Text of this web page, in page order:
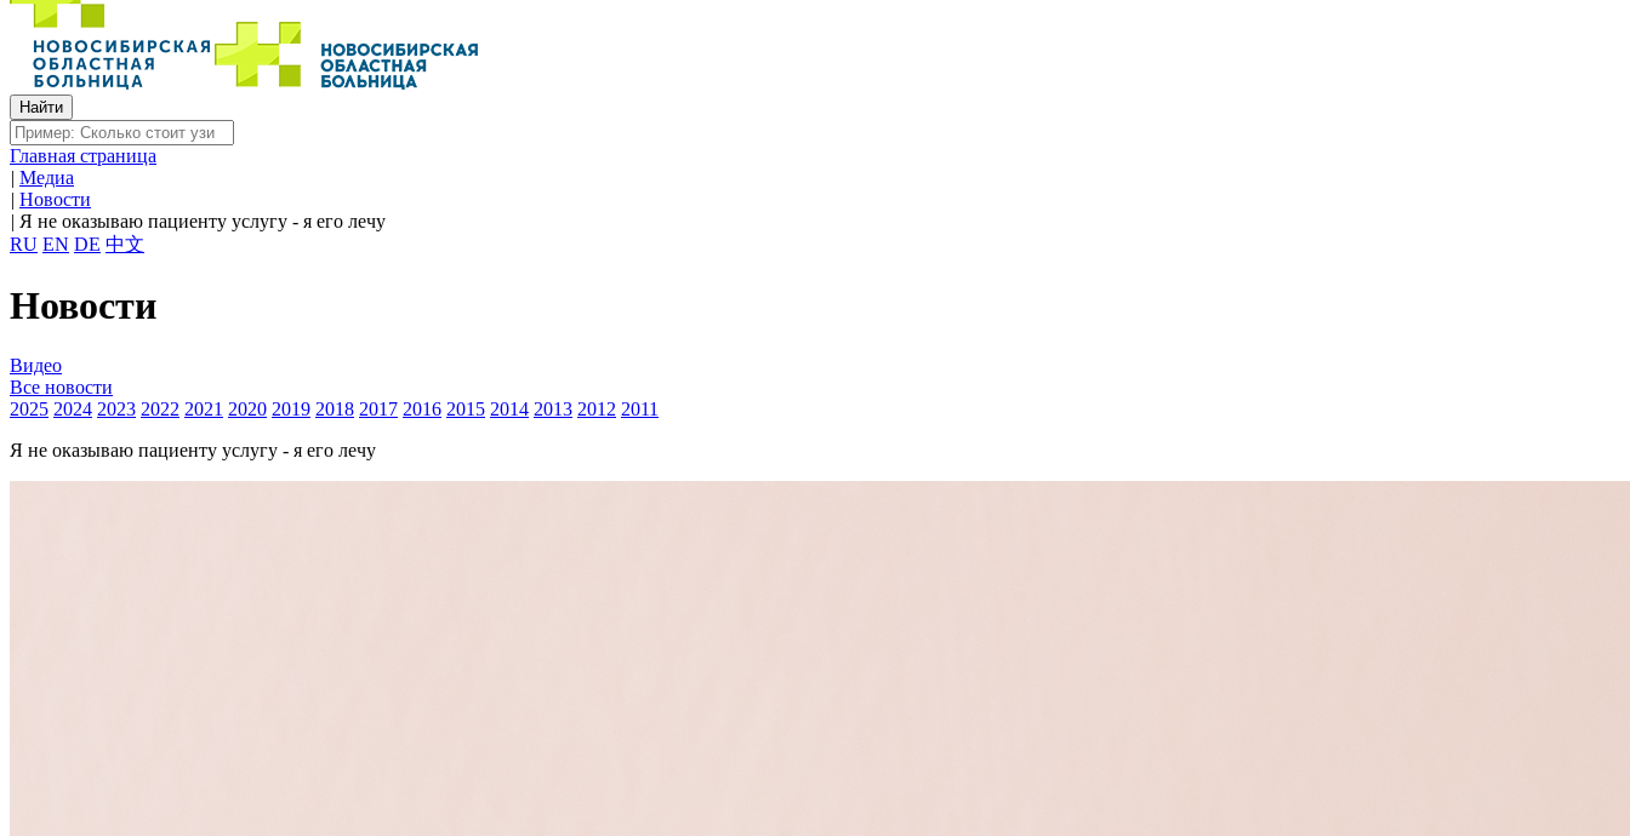
Главная страница
| Медиа
| Новости
| Я не оказываю пациенту услугу - я его лечу
RU EN DE 中文
Новости
Видео
Все новости
2025 2024 2023 2022 2021 2020 2019 2018 2017 2016 2015 2014 2013 2012 2011
Я не оказываю пациенту услугу - я его лечу